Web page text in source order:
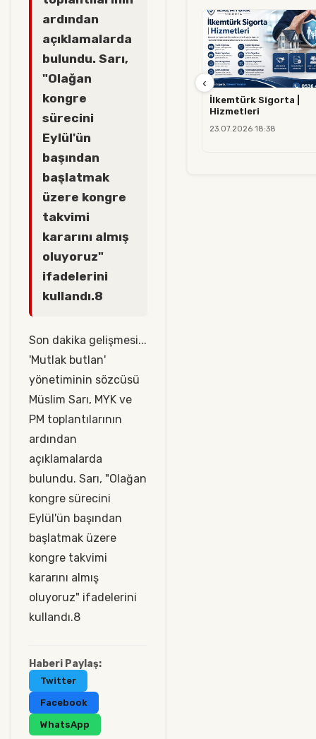
ardından
açıklamalarda
bulundu. Sarı,
"Olağan
kongre
sürecini
Eylül'ün
başından
başlatmak
üzere kongre
takvimi
kararını almış
oluyoruz"
ifadelerini
kullandı.8
Son dakika gelişmesi...
'Mutlak butlan'
yönetiminin sözcüsü
Müslim Sarı, MYK ve
PM toplantılarının
ardından
açıklamalarda
bulundu. Sarı, "Olağan
kongre sürecini
Eylül'ün başından
başlatmak üzere
kongre takvimi
kararını almış
oluyoruz" ifadelerini
kullandı.8
Haberi Paylaş:
Twitter
Facebook
WhatsApp
İlkemtürk Sigorta |
Hizmetleri
23.07.2026 18:38
‹